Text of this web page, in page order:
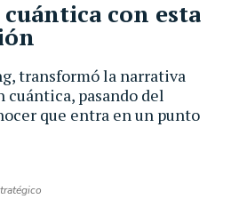
transformó la narrativa
cuántica, pasando del
que entra en un punto
con esta